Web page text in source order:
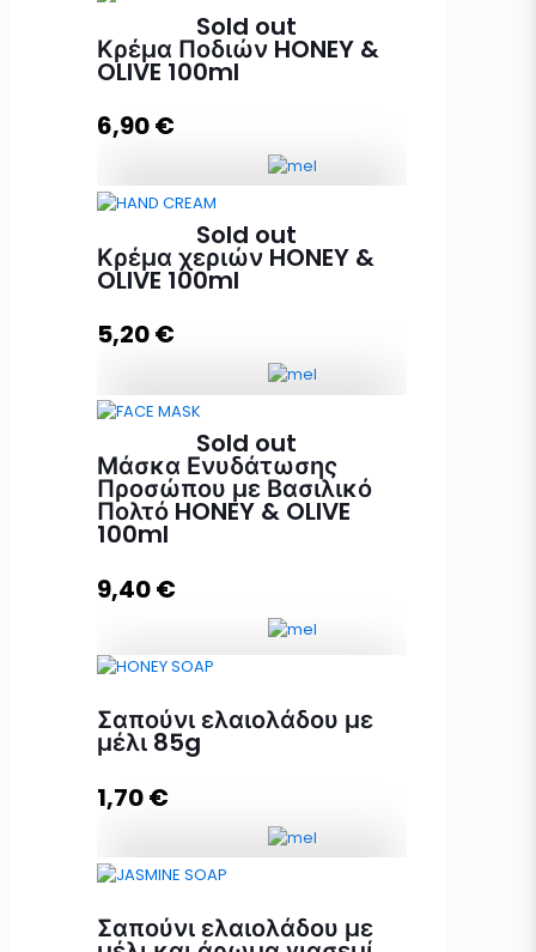
Κρέμα Body Butter HONEY & OLIVE
με BIO μέλι και ελαιόλαδο 200ml
ποσότητα
Διαβάστε περισσότερα
Sold out
Κρέμα Ποδιών HONEY &
OLIVE 100ml
6,90€
Κρέμα Ποδιών HONEY & OLIVE
100ml ποσότητα
Διαβάστε περισσότερα
Sold out
Κρέμα χεριών HONEY &
OLIVE 100ml
5,20€
Κρέμα χεριών HONEY & OLIVE
100ml ποσότηταSold out
Μάσκα Ενυδάτωσης
Προσώπου με Βασιλικό
Πολτό HONEY & OLIVE
100ml
9,40€
Μάσκα Ενυδάτωσης Προσώπου με
Βασιλικό Πολτό HONEY & OLIVE
100ml ποσότητα
Διαβάστε περισσότερα
Σαπούνι ελαιολάδου με
μέλι 85g
1,70€
ποσότητα
Σαπούνι ελαιολάδου με